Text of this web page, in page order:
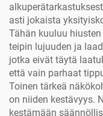
asti jokaista
Tähän kuuluu
teipin lujuuden ja
jotka eivät täytä
että vain parhaat
Toinen tärkeä
on niiden kestävyys.
kestämään